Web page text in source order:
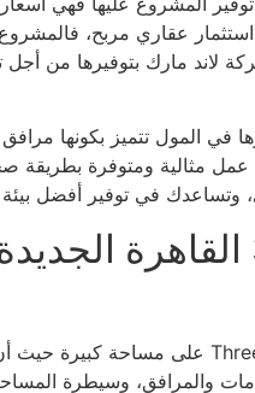
لاند مارك بتوفيرها من
في المول تتميز بكونها
مثالية ومتوفرة بطريقة
وتساعدك في توفير أفضل
والمرافق، وسيطرة